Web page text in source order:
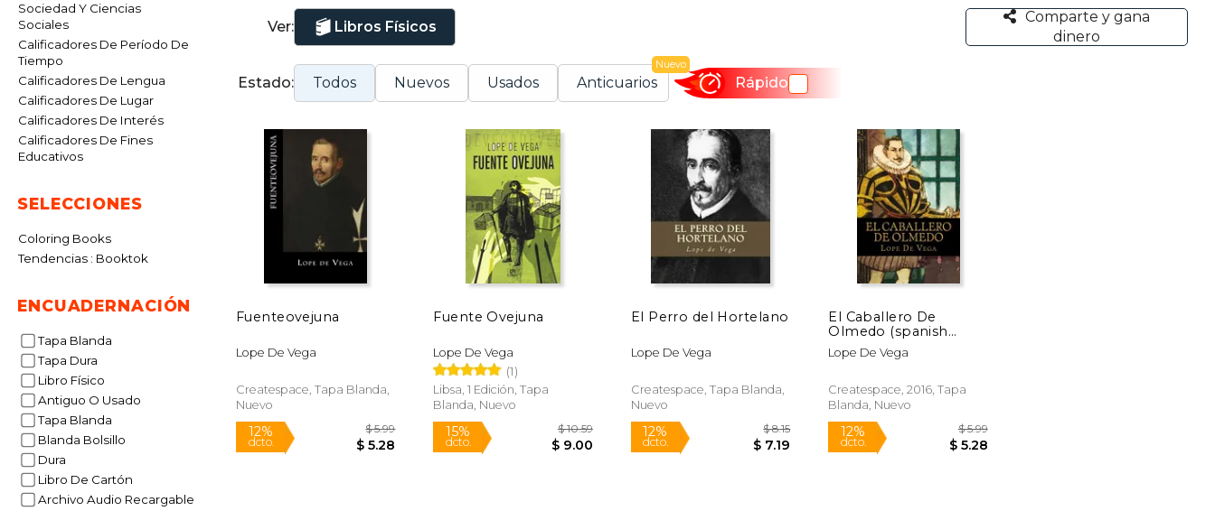
Sociedad Y Ciencias
Sociales
Calificadores De Período De
Tiempo
Calificadores De Lengua
Calificadores De Lugar
Calificadores De Interés
Calificadores De Fines
Educativos
SELECCIONES
Coloring Books
Tendencias : Booktok
ENCUADERNACIÓN
Tapa Blanda
Tapa Dura
Libro Físico
Antiguo O Usado
Tapa Blanda
Blanda Bolsillo
Dura
Libro De Cartón
Archivo Audio Recargable
La dama boba, El perro del hortelano y Fuenteovejuna. Tanto en cantidad como en calidad, su obra es
inabarcable, especialmente su teatro, género en el que el volumen de su producción es difícilmente
cuantificable, incluso por los expertos.
Ver: Libros Físicos
Comparte y gana
dinero
Estado: Todos Nuevos Usados Anticuarios
Nuevo
Rápido
Fuenteovejuna
Lope De Vega
Createspace, Tapa Blanda,
Nuevo
Fuente Ovejuna
Lope De Vega
(1)
Libsa, 1 Edición, Tapa
Blanda, Nuevo
El Perro del Hortelano
Lope De Vega
Createspace, Tapa Blanda,
Nuevo
El Caballero De
Olmedo (spanish
Edition)
Lope De Vega
Createspace, 2016, Tapa
Blanda, Nuevo